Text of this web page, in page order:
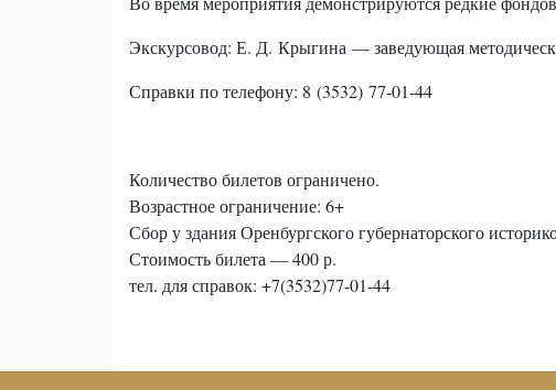
Экскурсовод: Е. Д. Крыгина — заведующая
Справки по телефону: 8 (3532) 77-01-44
Количество билетов ограничено.
Возрастное ограничение: 6+
Сбор у здания Оренбургского губернаторского
Стоимость билета — 400 р.
тел. для справок: +7(3532)77-01-44